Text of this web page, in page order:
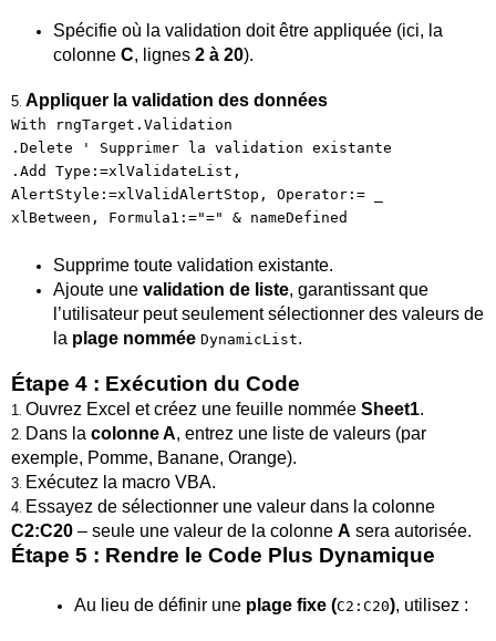
Spécifie où la validation doit être appliquée (ici, la
colonneC, lignes2 à 20).
5 Appliquer la validation des données
With rngTarget.Validation
.Delete ' Supprimer la validation existante
.Add Type:=xlValidateList,
AlertStyle:=xlValidAlertStop, Operator:= _
xlBetween, Formula1:="=" & nameDefined
Supprime toute validation existante.
Ajoute unevalidation de liste, garantissant que
l’utilisateur peut seulement sélectionner des valeurs de
la plage nommée DynamicList.
Étape 4 : Exécution du Code
1. Ouvrez Excel et créez une feuille nommée Sheet1.
2. Dans la colonne A, entrez une liste de valeurs (par
exemple, Pomme, Banane, Orange).
3. Exécutez la macro VBA.
4. Essayez de sélectionner une valeur dans la colonne
C2:C20 – seule une valeur de la colonne A sera autorisée.
Étape 5 : Rendre le Code Plus Dynamique
Au lieu de définir une plage fixe (C2:C20), utilisez :